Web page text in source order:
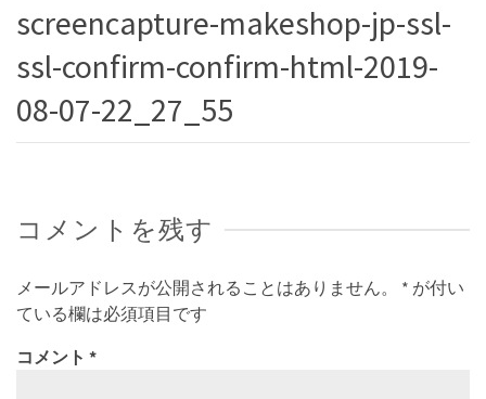
screencapture-makeshop-jp-ssl-
ssl-confirm-confirm-html-2019-
08-07-22_27_55
コメントを残す
メールアドレスが公開されることはありません。 * が付い
ている欄は必須項目です
コメント *